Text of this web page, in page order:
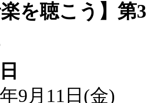
を聴こう】第3
9月11日(金)